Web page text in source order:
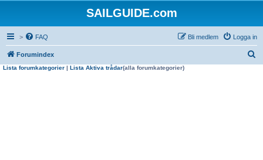
SAILGUIDE.com
> FAQ Logga in
Bli medlem
Forumindex
Lista forumkategorier | Lista Aktiva trådar(alla forumkategorier)